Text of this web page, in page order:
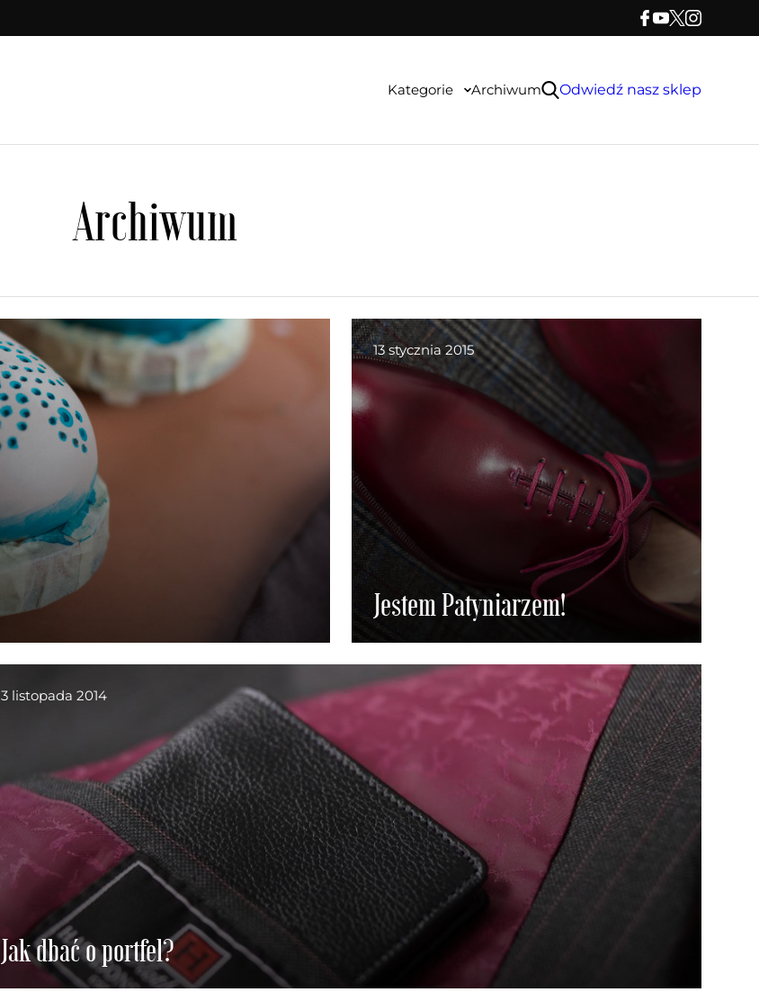
Kategorie Archiwum Odwiedź nasz sklep
Archiwum
13 stycznia 2015
Jestem Patyniarzem!
3 listopada 2014
Jak dbać o portfel?